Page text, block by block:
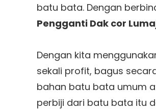
batu bata. Dengan
Pengganti Dak cor
Dengan kita
sekali profit, bagus
bahan batu bata umum
perbiji dari batu bata itu